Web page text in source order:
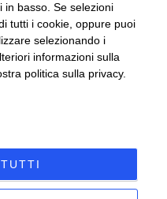
Archivio/Portfolio
di vendita
in basso. Se selezioni
tutti i cookie, oppure puoi
selezionando i
informazioni sulla
politica sulla privacy.